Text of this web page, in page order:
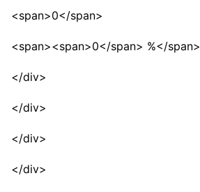
<span>0</span>
<span><span>0</span> %</span>
</div>
</div>
</div>
</div>